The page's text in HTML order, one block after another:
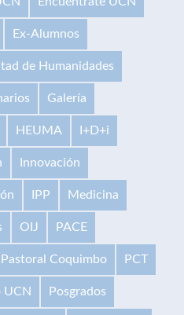
Ex-Alumnos
de Humanidades
Galería
HEUMA I+D+i
Innovación
IPP Medicina
OIJ PACE
Pastoral Coquimbo PCT
UCN Posgrados